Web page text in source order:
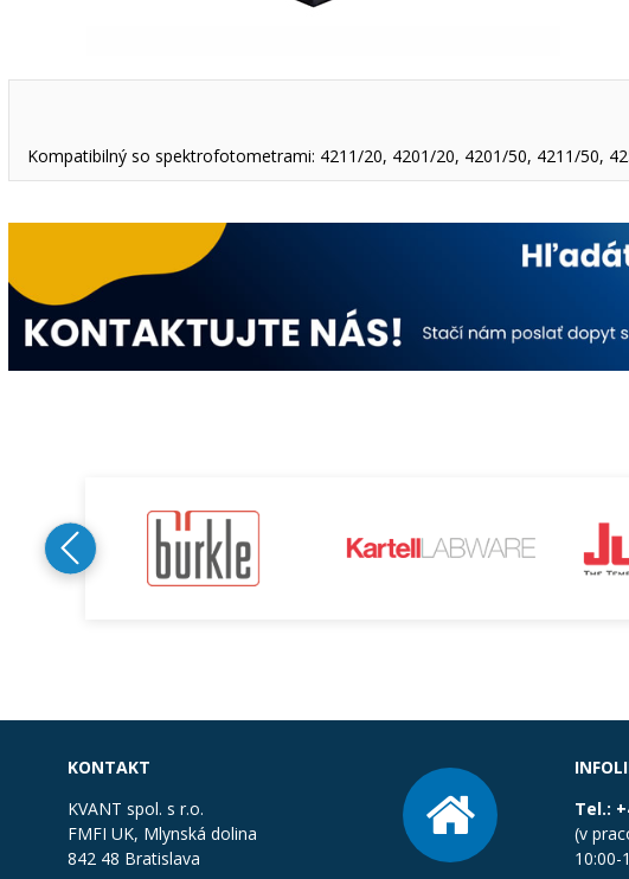
Kompatibilný so spektrofotometrami: 4211/20, 4201/20, 4201/50, 4211/50,
KONTAKT
KVANT spol. s r.o.
FMFI UK, Mlynská dolina
842 48 Bratislava
Tel.:
(v
10:00-